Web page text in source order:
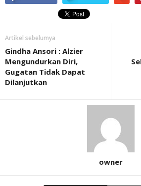
Artikel sebelumya
Gindha Ansori : Alzier
Mengundurkan Diri,
Gugatan Tidak Dapat
Dilanjutkan
owner